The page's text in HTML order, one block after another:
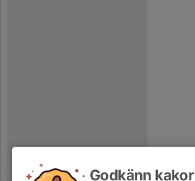
Godkänn kakor